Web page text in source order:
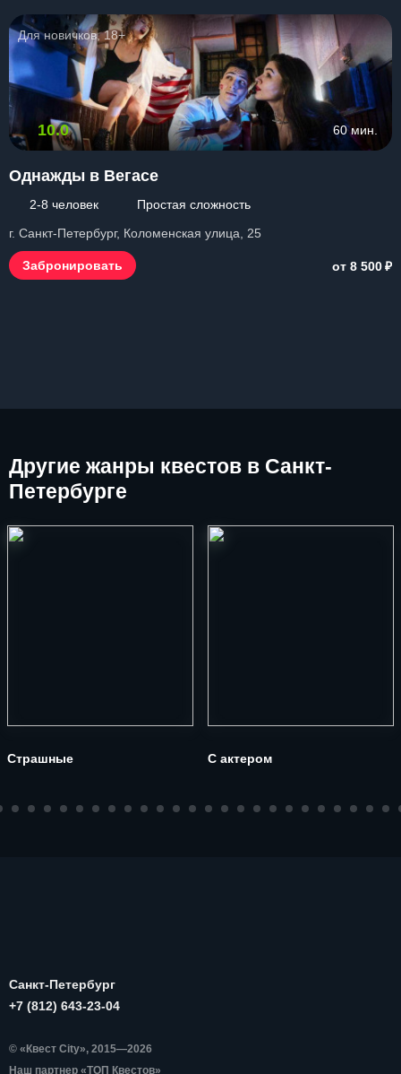
Для новичков, 18+
10.0 60 мин.
Однажды в Вегасе
2-8 человек
Простая сложность
г. Санкт-Петербург, Коломенская улица, 25
Забронировать от 8 500₽
Другие жанры квестов в Санкт-
Петербурге
Страшные С актером
Санкт-Петербург
+7 (812) 643-23-04
© «Квест City», 2015—2026
Наш партнер «ТОП Квестов»